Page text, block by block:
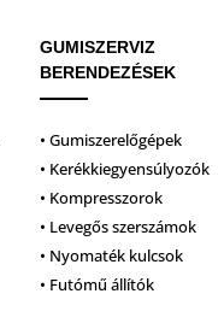
GUMISZERVIZ
BERENDEZÉSEK
• Gumiszerelőgépek
• Kerékkiegyensúlyozók
• Kompresszorok
• Levegős szerszámok
• Nyomaték kulcsok
• Futómű állítók